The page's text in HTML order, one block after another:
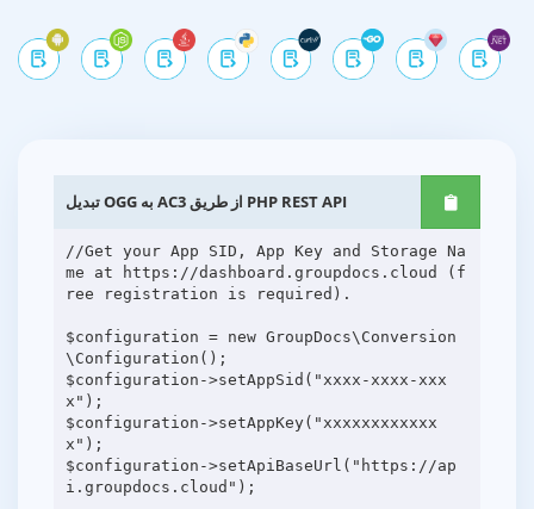
تبدیل OGG به AC3 از طریق PHP REST API
//Get your App SID, App Key and Storage Na
me at https://dashboard.groupdocs.cloud (f
ree registration is required).
$configuration = new GroupDocs\Conversion
\Configuration();
$configuration->setAppSid("xxxx-xxxx-xxx
x");
$configuration->setAppKey("xxxxxxxxxxxx
x");
$configuration->setApiBaseUrl("https://ap
i.groupdocs.cloud");